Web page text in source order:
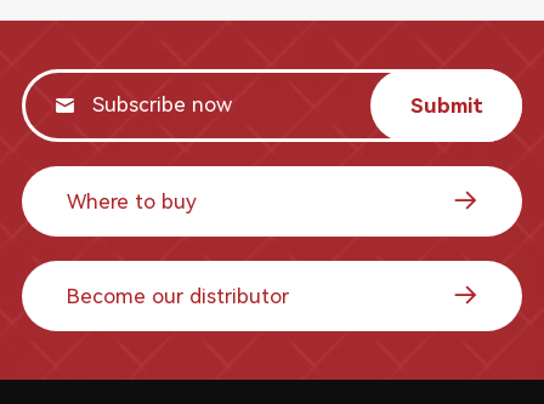
Submit
Where to buy
Become our distributor